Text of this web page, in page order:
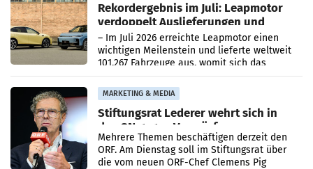
Rekordergebnis im Juli: Leapmotor
verdoppelt Auslieferungen und
überschreitet die 100.000er-Marke
– Im Juli 2026 erreichte Leapmotor einen
wichtigen Meilenstein und lieferte weltweit
101.267 Fahrzeuge aus, womit sich das
Ergebnis gegenüber Juli 2025 mehr als
verdoppelte (+102
MARKETING & MEDIA
Stiftungsrat Lederer wehrt sich in
den SN gegen Vorwürfe
Mehrere Themen beschäftigen derzeit den
ORF. Am Dienstag soll im Stiftungsrat über
die vom neuen ORF-Chef Clemens Pig